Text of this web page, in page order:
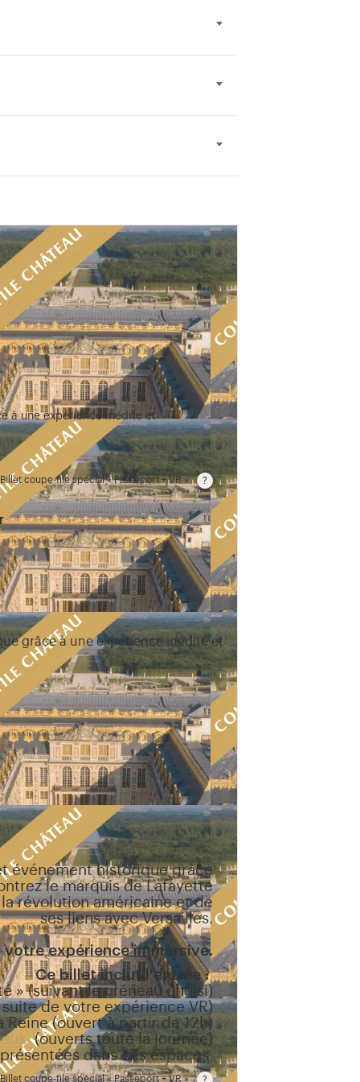
à une expérience inédite et
Billet coupe-file spécial « Passeport + VR »
grâce à une expérience inédite et
événement historique grâce
le marquis de Lafayette
révolution américaine et de
ses liens avec Versailles.
expérience immersive.
Ce billet inclut l'entrée :
» (suivant le créneau choisi)
de votre expérience VR)
Reine (ouvert à partir de 12h)
(ouverts toute la journée)
présentées dans ces espaces
Billet coupe-file spécial « Passeport + VR »